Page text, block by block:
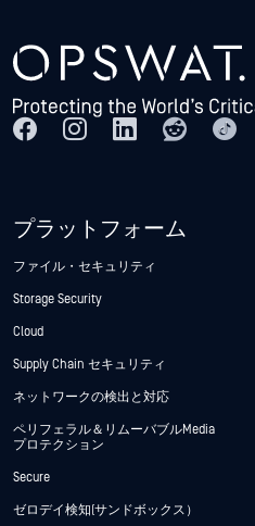
プラットフォーム
ファイル・セキュリティ
Storage Security
Cloud
Supply Chain セキュリティ
ネットワークの検出と対応
ペリフェラル＆リムーバブルMedia
プロテクション
Secure
ゼロデイ検知(サンドボックス）